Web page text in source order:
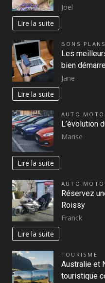
Joel
Lire la suite
BONS PLANS
Les
bien
Jane
Lire la suite
AUTO MOTO
L’évolution
Marise
Lire la suite
AUTO MOTO
Réservez
Roissy
Franck
Lire la suite
TOURISME
Australie et
touristique